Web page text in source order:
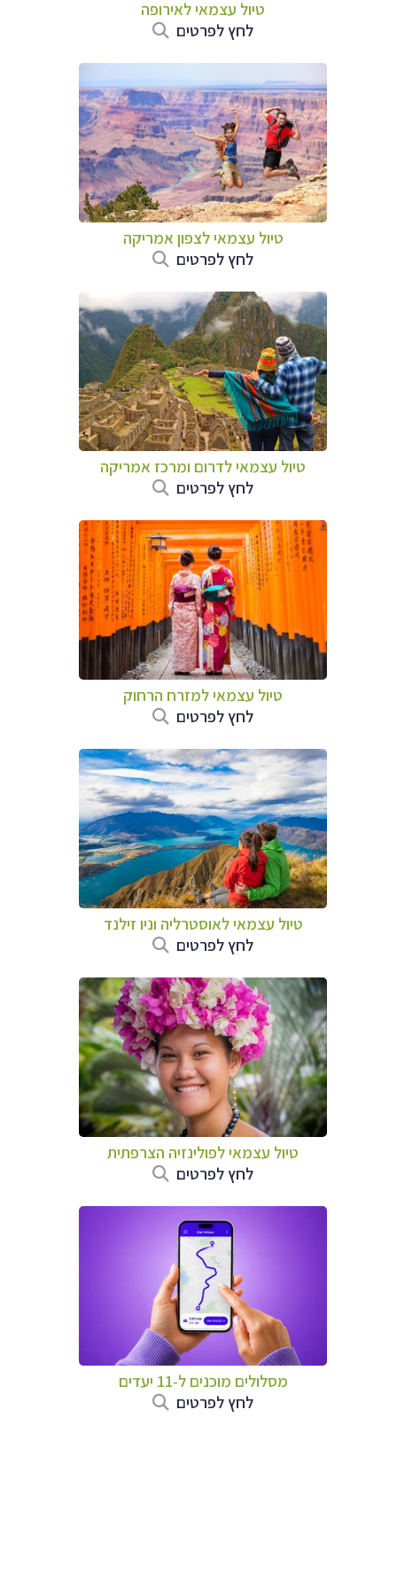
טיול עצמאי לאירופה
לחץ לפרטים
טיול עצמאי לצפון אמריקה
לחץ לפרטים
טיול עצמאי לדרום ומרכז אמריקה
לחץ לפרטים
טיול עצמאי למזרח הרחוק
לחץ לפרטים
טיול עצמאי לאוסטרליה וניו זילנד
לחץ לפרטים
טיול עצמאי לפולינזיה הצרפתית
לחץ לפרטים
מסלולים מוכנים ל-11 יעדים
לחץ לפרטים